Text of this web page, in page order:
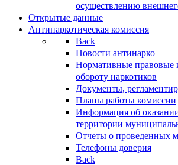
осуществлению
Открытые данные
Антинаркотическая комиссия
Back
Новости антинарко
Нормативные правовые
обороту наркотиков
Документы,
Планы работы комиссии
Информация об
территории
Отчеты о проведенных
Телефоны доверия
Back